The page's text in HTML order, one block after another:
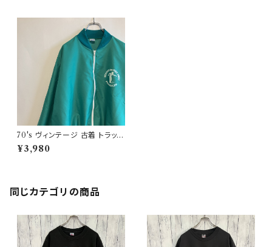
70's ヴィンテージ 古着 トラック
ジャケット レトロ ビンテージ ユ
ーロ
¥3,980
同じカテゴリの商品